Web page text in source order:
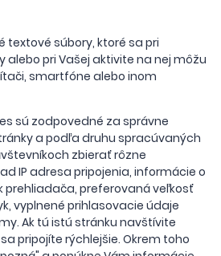
textové súbory, ktoré sa pri
alebo pri Vašej aktivite na nej môžu
smartfóne alebo inom
sú zodpovedné za správne
a podľa druhu spracúvaných
zbierať rôzne
IP adresa pripojenia, informácie o
prehliadača, preferovaná veľkosť
vyplnené prihlasovacie údaje
Ak tú istú stránku navštívite
pripojíte rýchlejšie. Okrem toho